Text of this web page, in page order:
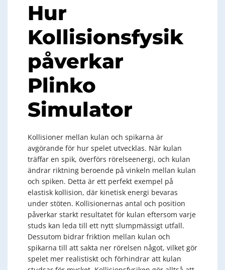
Hur
Kollisionsfysik
påverkar
Plinko
Simulator
Kollisioner mellan kulan och spikarna är
avgörande för hur spelet utvecklas. När kulan
träffar en spik, överförs rörelseenergi, och kulan
ändrar riktning beroende på vinkeln mellan kulan
och spiken. Detta är ett perfekt exempel på
elastisk kollision, där kinetisk energi bevaras
under stöten. Kollisionernas antal och position
påverkar starkt resultatet för kulan eftersom varje
studs kan leda till ett nytt slumpmässigt utfall.
Dessutom bidrar friktion mellan kulan och
spikarna till att sakta ner rörelsen något, vilket gör
spelet mer realistiskt och förhindrar att kulan